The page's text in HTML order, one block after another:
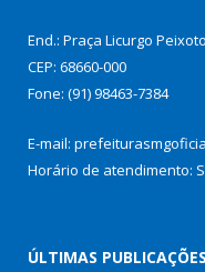
End.: Praça Licurgo
CEP: 68660-000
Fone: (91) 98463-7384
E-mail:
Horário de atendimento:
ÚLTIMAS PUBLICAÇÕES